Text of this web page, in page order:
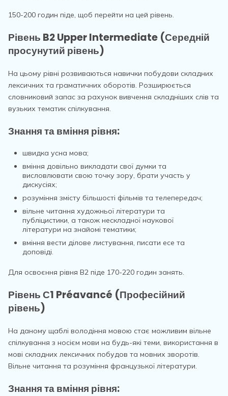
150-200 годин піде, щоб перейти на цей рівень.
Рівень B2 Upper Intermediate (Середній
просунутий рівень)
На цьому рівні розвиваються навички побудови складних
лексичних та граматичних оборотів. Розширюється
словниковий запас за рахунок вивчення складніших слів та
вузьких тематик спілкування.
Знання та вміння рівня:
швидка усна мова;
вміння довільно викладати свої думки та
висловлювати свою точку зору, брати участь у
дискусіях;
розуміння змісту більшості фільмів та телепередач;
вільне читання художньої літератури та
публіцистики, а також нескладної наукової
літератури на знайомі тематики;
вміння вести ділове листування, писати есе та
доповіді.
Для освоєння рівня В2 піде 170-220 годин занять.
Рівень С1 Préavancé (Професійний
рівень)
На даному щаблі володіння мовою стає можливим вільне
спілкування з носієм мови на будь-які теми, використання в
мові складних лексичних побудов та мовних зворотів.
Вільне читання та розуміння французької літератури.
Знання та вміння рівня: